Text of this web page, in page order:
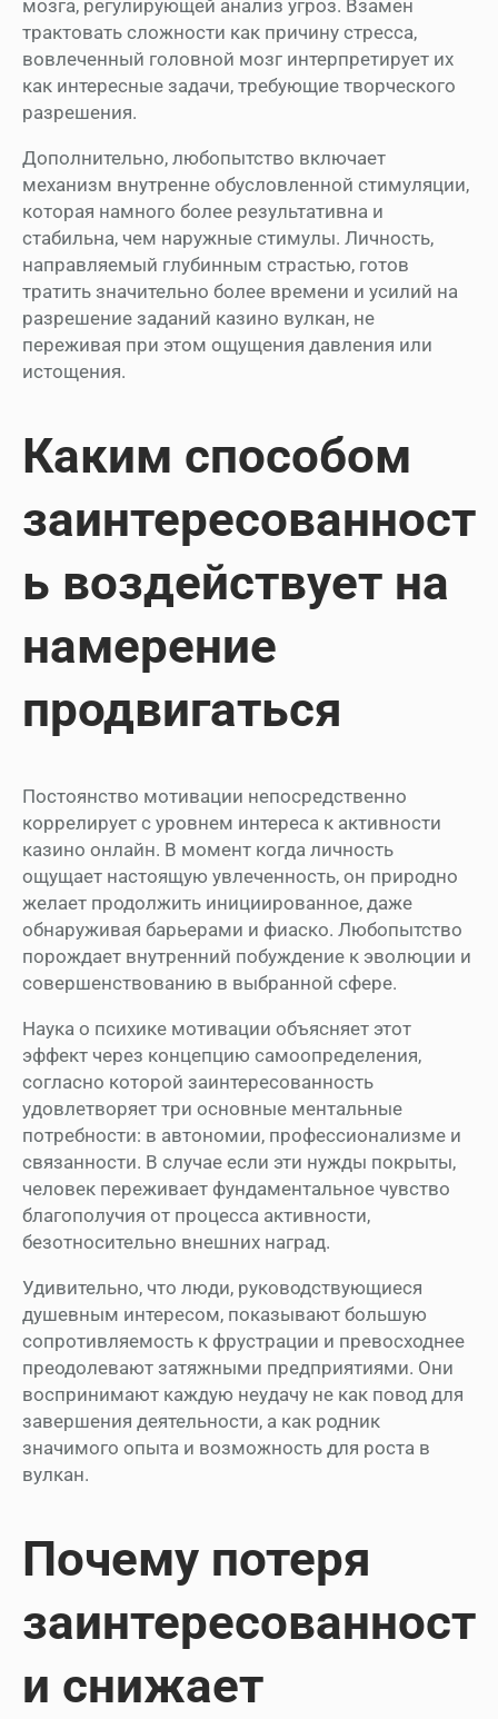
мозга, регулирующей анализ угроз. Взамен
трактовать сложности как причину стресса,
вовлеченный головной мозг интерпретирует их
как интересные задачи, требующие творческого
разрешения.
Дополнительно, любопытство включает
механизм внутренне обусловленной стимуляции,
которая намного более результативна и
стабильна, чем наружные стимулы. Личность,
направляемый глубинным страстью, готов
тратить значительно более времени и усилий на
разрешение заданий казино вулкан, не
переживая при этом ощущения давления или
истощения.
Каким способом
заинтересованност
ь воздействует на
намерение
продвигаться
Постоянство мотивации непосредственно
коррелирует с уровнем интереса к активности
казино онлайн. В момент когда личность
ощущает настоящую увлеченность, он природно
желает продолжить инициированное, даже
обнаруживая барьерами и фиаско. Любопытство
порождает внутренний побуждение к эволюции и
совершенствованию в выбранной сфере.
Наука о психике мотивации объясняет этот
эффект через концепцию самоопределения,
согласно которой заинтересованность
удовлетворяет три основные ментальные
потребности: в автономии, профессионализме и
связанности. В случае если эти нужды покрыты,
человек переживает фундаментальное чувство
благополучия от процесса активности,
безотносительно внешних наград.
Удивительно, что люди, руководствующиеся
душевным интересом, показывают большую
сопротивляемость к фрустрации и превосходнее
преодолевают затяжными предприятиями. Они
воспринимают каждую неудачу не как повод для
завершения деятельности, а как родник
значимого опыта и возможность для роста в
вулкан.
Почему потеря
заинтересованност
и снижает